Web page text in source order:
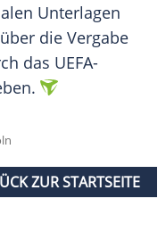
Unterlagen
die Vergabe
das UEFA-
ZUR STARTSEITE